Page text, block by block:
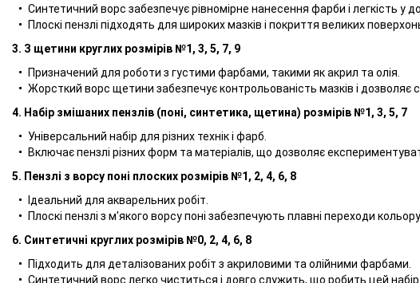
Синтетичний ворс забезпечує рівномірне нанесення фарби і легкість у
Плоскі пензлі підходять для широких мазків і покриття великих
3. З щетини круглих розмірів №1, 3, 5, 7, 9
Призначений для роботи з густими фарбами, такими як акрил та олія.
Жорсткий ворс щетини забезпечує контрольованість мазків і дозволяє
4. Набір змішаних пензлів (поні, синтетика, щетина) розмірів №1, 3, 5, 7
Універсальний набір для різних технік і фарб.
Включає пензлі різних форм та матеріалів, що дозволяє
5. Пензлі з ворсу поні плоских розмірів №1, 2, 4, 6, 8
Ідеальний для акварельних робіт.
Плоскі пензлі з м'якого ворсу поні забезпечують плавні переходи
6. Синтетичні круглих розмірів №0, 2, 4, 6, 8
Підходить для деталізованих робіт з акриловими та олійними фарбами.
Синтетичний ворс легко чиститься і довго служить, що робить цей